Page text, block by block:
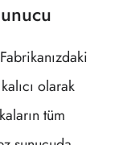
olarak
tüm